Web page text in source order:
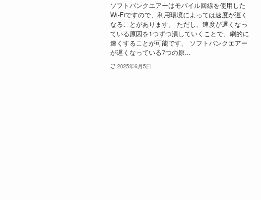
ソフトバンクエアーはモバイル回線を使用した
Wi-Fiですので、利用環境によっては速度が遅く
なることがあります。 ただし、速度が遅くなっ
ている原因を1つずつ潰していくことで、劇的に
速くすることが可能です。 ソフトバンクエアー
が遅くなっている7つの原...
2025年6月5日